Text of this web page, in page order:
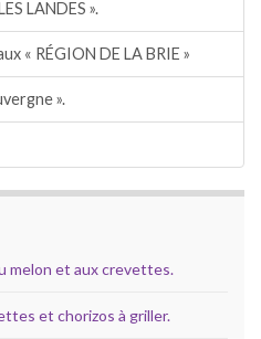
LANDES ».
« RÉGION DE LA BRIE »
».
melon et aux crevettes.
et chorizos à griller.